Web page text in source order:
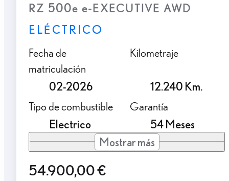
RZ 500e e-EXECUTIVE AWD
ELÉCTRICO
Fecha de
matriculación
02-2026
Kilometraje
12.240 Km.
Tipo de combustible
Electrico
Garantía
54 Meses
Mostrar más
54.900,00 €